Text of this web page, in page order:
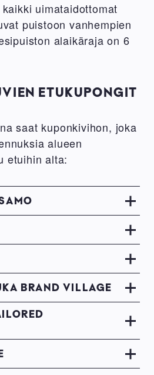
uimataidottomat
puistoon vanhempien
alaikäraja on 6
ETUKUPONGIT
saat kuponkivihon, joka
alueen
etuihin alta:
BRAND VILLAGE